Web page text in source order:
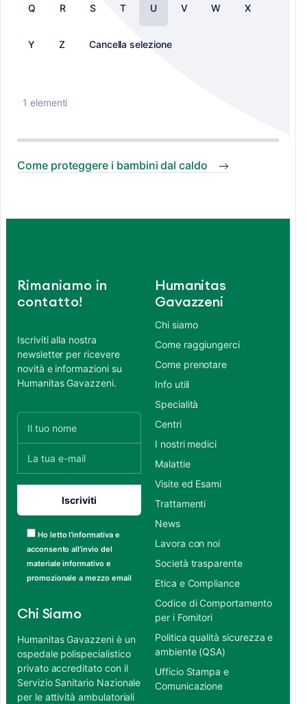
Q R S T U V W X
Y Z Cancella selezione
1 elementi
Come proteggere i bambini dal caldo
Rimaniamo in
contatto!
Iscriviti alla nostra
newsletter per ricevere
novità e informazioni su
Humanitas Gavazzeni.
Ho letto l’informativa e
acconsento all’invio del
materiale informativo e
promozionale a mezzo email
Chi Siamo
Humanitas Gavazzeni è un
ospedale polispecialistico
privato accreditato con il
Servizio Sanitario Nazionale
per le attività ambulatoriali
Humanitas
Gavazzeni
Chi siamo
Come raggiungerci
Come prenotare
Info utili
Specialità
Centri
I nostri medici
Malattie
Visite ed Esami
Trattamenti
News
Lavora con noi
Società trasparente
Etica e Compliance
Codice di Comportamento
per i Fornitori
Politica qualità sicurezza e
ambiente (QSA)
Ufficio Stampa e
Comunicazione